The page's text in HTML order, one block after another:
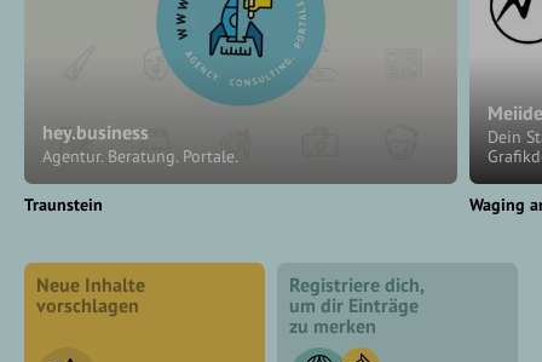
hey.business
Agentur. Beratung. Portale.
Traunstein
Dein
Waging
Neue Inhalte
vorschlagen
Registriere dich,
um dir Einträge
zu merken